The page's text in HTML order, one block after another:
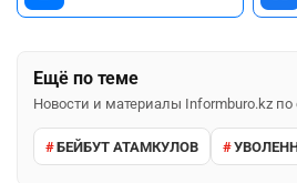
Ещё по теме
Новости и материалы Informburo.kz
БЕЙБУТ АТАМКУЛОВ